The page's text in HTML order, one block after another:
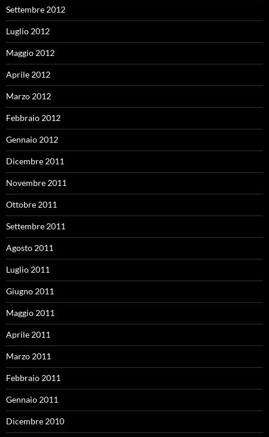
Settembre 2012
Luglio 2012
Maggio 2012
Aprile 2012
Marzo 2012
Febbraio 2012
Gennaio 2012
Dicembre 2011
Novembre 2011
Ottobre 2011
Settembre 2011
Agosto 2011
Luglio 2011
Giugno 2011
Maggio 2011
Aprile 2011
Marzo 2011
Febbraio 2011
Gennaio 2011
Dicembre 2010